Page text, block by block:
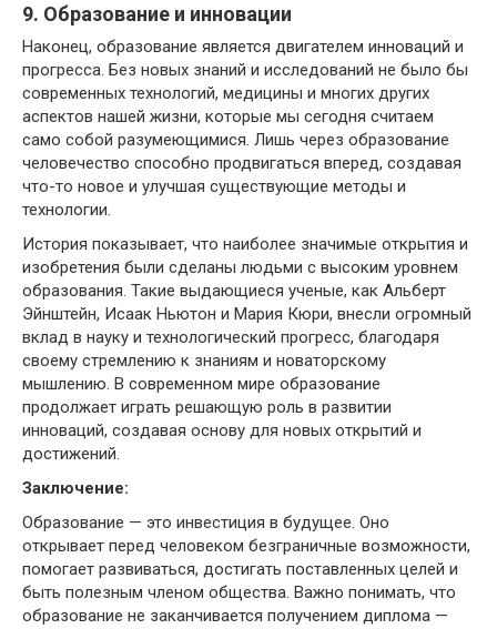
9. Образование и инновации
Наконец, образование является двигателем инноваций и
прогресса. Без новых знаний и исследований не было бы
современных технологий, медицины и многих других
аспектов нашей жизни, которые мы сегодня считаем
само собой разумеющимися. Лишь через образование
человечество способно продвигаться вперед, создавая
что-то новое и улучшая существующие методы и
технологии.
История показывает, что наиболее значимые открытия и
изобретения были сделаны людьми с высоким уровнем
образования. Такие выдающиеся ученые, как Альберт
Эйнштейн, Исаак Ньютон и Мария Кюри, внесли огромный
вклад в науку и технологический прогресс, благодаря
своему стремлению к знаниям и новаторскому
мышлению. В современном мире образование
продолжает играть решающую роль в развитии
инноваций, создавая основу для новых открытий и
достижений.
Заключение:
Образование — это инвестиция в будущее. Оно
открывает перед человеком безграничные возможности,
помогает развиваться, достигать поставленных целей и
быть полезным членом общества. Важно понимать, что
образование не заканчивается получением диплома —